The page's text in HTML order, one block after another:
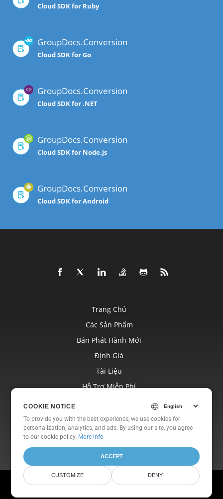
Cloud SDK for Ruby
GroupDocs.Conversion
Cloud SDK for Go
GroupDocs.Conversion
Cloud SDK for .NET
GroupDocs.Conversion
Cloud SDK for Node.js
GroupDocs.Conversion
Cloud SDK for Android
COOKIE NOTICE
To provide you with the best experience, we use cookies for
personalization, analytics, and ads. By using our site, you agree
toour cookie policy.
ACCEPT
CUSTOMIZE DENY
Trang Chủ
Các Sản Phẩm
Bản Phát Hành Mới
Định Giá
Tài Liệu
Hỗ Trợ Miễn Phí
Trang Web
Về
© Aspose Pty Ltd 2001-2026. Bảo lưu mọi quyền.
COOKIE NOTICE
To provide you with the best experience, we use cookies for
personalization, analytics, and ads. By using our site, you agree
to our cookie policy. More info
ACCEPT
CUSTOMIZE DENY